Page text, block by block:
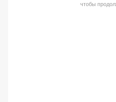
чтобы